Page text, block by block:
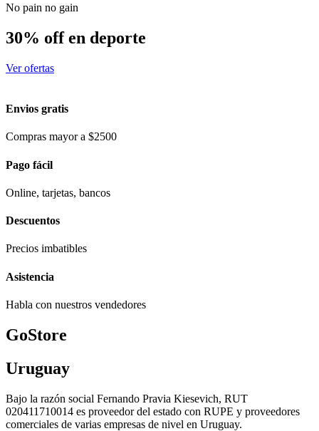
No pain no gain
30% off en deporte
Ver ofertas
Envios gratis
Compras mayor a $2500
Pago fácil
Online, tarjetas, bancos
Descuentos
Precios imbatibles
Asistencia
Habla con nuestros vendedores
GoStore
Uruguay
Bajo la razón social Fernando Pravia Kiesevich, RUT
020411710014 es proveedor del estado con RUPE y proveedores
comerciales de varias empresas de nivel en Uruguay.